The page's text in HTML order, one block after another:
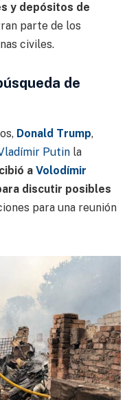
y depósitos de
parte de los
civiles.
de
Donald Trump,
Putin la
a Volodímir
discutir posibles
para una reunión